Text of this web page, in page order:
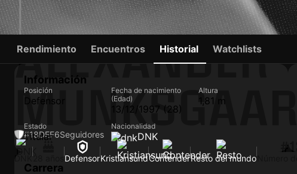
ALEXANDER
#18DEF6Seguidores
DNK DefensorKristiansundContenderResto del mundo
#13
Rendimiento Encuentros Historial Watchlists
Información
Posición
Defensor
Fecha de nacimiento
(Edad)
13/12/1997 (28)
Altura
1,81 m
Estado
Titular
Nacionalidad
DNK
Carrera